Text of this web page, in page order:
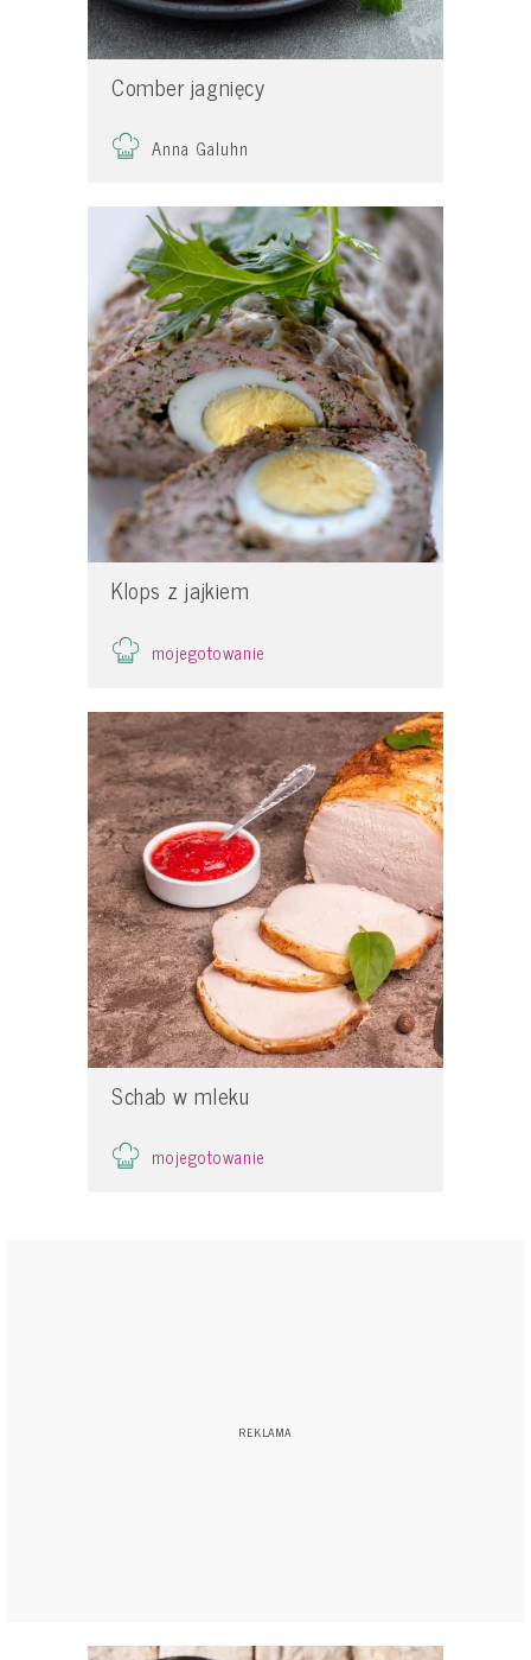
Comber jagnięcy
Anna Galuhn
Klops z jajkiem
mojegotowanie
Schab w mleku
mojegotowanie